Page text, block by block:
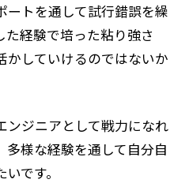
ートを通して試行錯誤を繰
た経験で培った粘り強さ
かしていけるのではないか
ンジニアとして戦力になれ
多様な経験を通して自分自
です。